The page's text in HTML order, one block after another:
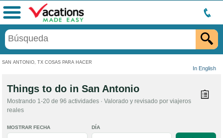
SAN ANTONIO, TX COSAS PARA HACER
In English
Menú
Things to do in San Antonio
Mostrando 1-20 de 96 actividades · Valorado y revisado por viajeros
reales
MOSTRAR FECHA DÍA